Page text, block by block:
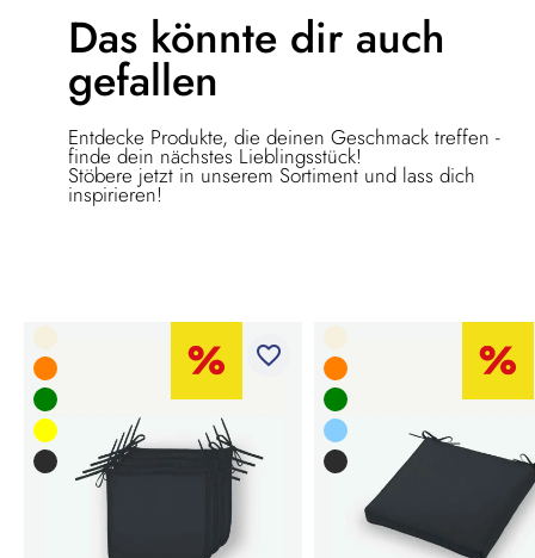
Das könnte dir auch
gefallen
Entdecke Produkte, die deinen Geschmack treffen -
finde dein nächstes Lieblingsstück!
Stöbere jetzt in unserem Sortiment und lass dich
inspirieren!
favorite_border